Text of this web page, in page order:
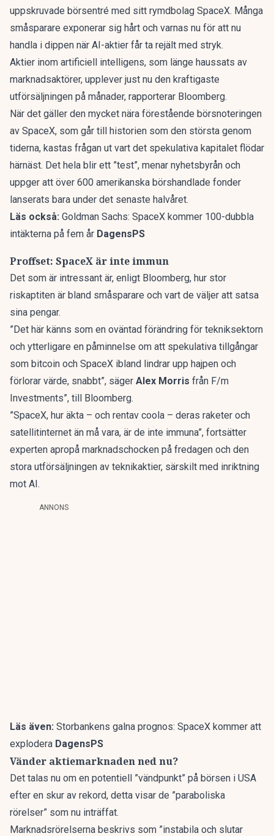
uppskruvade börsentré med sitt rymdbolag SpaceX. Många
småsparare exponerar sig hårt och varnas nu för att nu
handla i dippen när AI-aktier får ta rejält med stryk.
Aktier inom artificiell intelligens, som länge haussats av
marknadsaktörer, upplever just nu den kraftigaste
utförsäljningen på månader, rapporterar Bloomberg.
När det gäller den mycket nära förestående börsnoteringen
av SpaceX, som går till historien som den största genom
tiderna, kastas frågan ut vart det spekulativa kapitalet flödar
härnäst. Det hela blir ett ”test”, menar nyhetsbyrån och
uppger att över 600 amerikanska börshandlade fonder
lanserats bara under det senaste halvåret.
Läs också: Goldman Sachs: SpaceX kommer 100-dubbla
intäkterna på fem år DagensPS
Proffset: SpaceX är inte immun
Det som är intressant är, enligt Bloomberg, hur stor
riskaptiten är bland småsparare och vart de väljer att satsa
sina pengar.
”Det här känns som en oväntad förändring för tekniksektorn
och ytterligare en påminnelse om att spekulativa tillgångar
som bitcoin och SpaceX ibland lindrar upp hajpen och
förlorar värde, snabbt”, säger Alex Morris från F/m
Investments”, till Bloomberg.
”SpaceX, hur äkta – och rentav coola – deras raketer och
satellitinternet än må vara, är de inte immuna”, fortsätter
experten apropå marknadschocken på fredagen och den
stora utförsäljningen av teknikaktier, särskilt med inriktning
mot AI.
ANNONS
Läs även: Storbankens galna prognos: SpaceX kommer att
explodera DagensPS
Vänder aktiemarknaden ned nu?
Det talas nu om en potentiell ”vändpunkt” på börsen i USA
efter en skur av rekord, detta visar de ”paraboliska
rörelser” som nu inträffat.
Marknadsrörelserna beskrivs som ”instabila och slutar